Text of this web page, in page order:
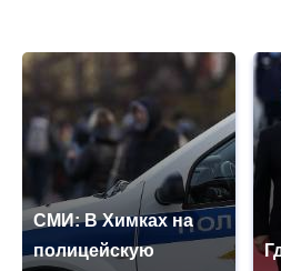
СМИ: В Химках на
полицейскую